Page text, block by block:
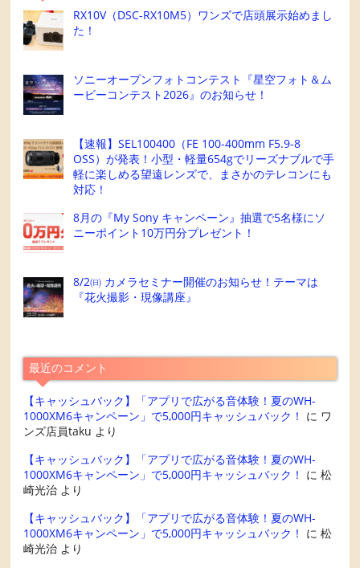
RX10V（DSC-RX10M5）ワンズで店頭展示始めまし
た！
ソニーオープンフォトコンテスト『星空フォト＆ム
ービーコンテスト2026』のお知らせ！
【速報】SEL100400（FE 100-400mm F5.9-8
OSS）が発表！小型・軽量654gでリーズナブルで手
軽に楽しめる望遠レンズで、まさかのテレコンにも
対応！
8月の『My Sony キャンペーン』抽選で5名様にソ
ニーポイント10万円分プレゼント！
8/2㈰ カメラセミナー開催のお知らせ！テーマは
『花火撮影・現像講座』
最近のコメント
【キャッシュバック】「アプリで広がる音体験！夏のWH-
1000XM6キャンペーン」で5,000円キャッシュバック！ に ワ
ンズ店員taku より
【キャッシュバック】「アプリで広がる音体験！夏のWH-
1000XM6キャンペーン」で5,000円キャッシュバック！ に松
崎光治 より
【キャッシュバック】「アプリで広がる音体験！夏のWH-
1000XM6キャンペーン」で5,000円キャッシュバック！ に松
崎光治 より